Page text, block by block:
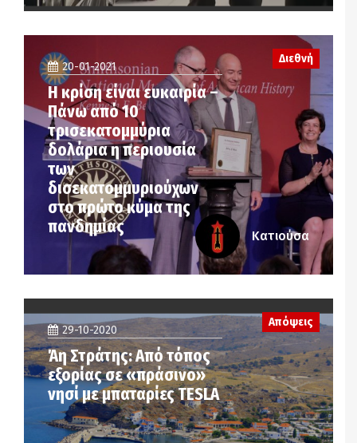
20-01-2021
Η κρίση είναι ευκαιρία –
Πάνω από 10
τρισεκατομμύρια
δολάρια η περιουσία
των
δισεκατομμυριούχων
στο πρώτο κύμα της
πανδημίας
Διεθνή
Κατιούσα
29-10-2020
Άη Στράτης: Από τόπος
εξορίας σε «πράσινο»
νησί με μπαταρίες TESLA
Απόψεις